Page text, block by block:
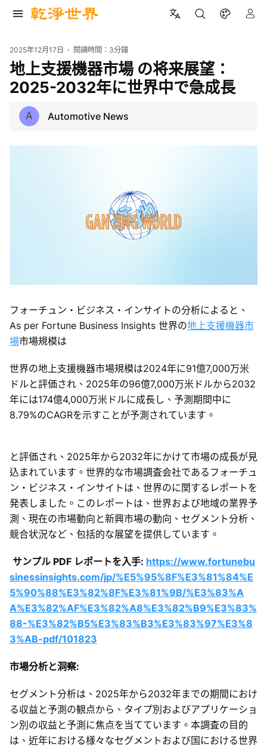
2025年12月17日 閱讀時間： 3分鐘
地上支援機器市場 の将来展望：
2025-2032年に世界中で急成長
A Automotive News
フォーチュン・ビジネス・インサイトの分析によると、
As per Fortune Business Insights 世界の地上支援機器市
場市場規模は
世界の地上支援機器市場規模は2024年に91億7,000万米
ドルと評価され、2025年の96億7,000万米ドルから2032
年には174億4,000万米ドルに成長し、予測期間中に
8.79%のCAGRを示すことが予測されています。
と評価され、2025年から2032年にかけて市場の成長が見
込まれています。世界的な市場調査会社であるフォーチュ
ン・ビジネス・インサイトは、世界のに関するレポートを
発表しました。このレポートは、世界および地域の業界予
測、現在の市場動向と新興市場の動向、セグメント分析、
競合状況など、包括的な展望を提供しています。
サンプル PDF レポートを入手: https://www.fortunebu
sinessinsights.com/jp/%E5%95%8F%E3%81%84%E
5%90%88%E3%82%8F%E3%81%9B/%E3%83%A
A%E3%82%AF%E3%82%A8%E3%82%B9%E3%83%
88-%E3%82%B5%E3%83%B3%E3%83%97%E3%8
3%AB-pdf/101823
市場分析と洞察:
セグメント分析は、2025年から2032年までの期間におけ
る収益と予測の観点から、タイプ別およびアプリケーショ
ン別の収益と予測に焦点を当てています。本調査の目的
は、近年における様々なセグメントおよび国における世界